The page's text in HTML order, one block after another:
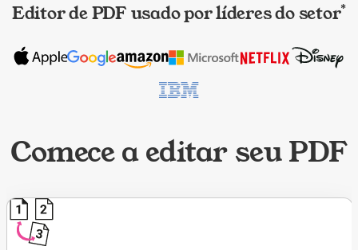
Editor de PDF usado por líderes do setor*
Comece a editar seu PDF